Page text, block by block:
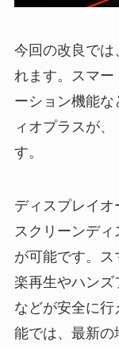
今回の改良で
れます。スマ
ーション機能
ィオプラスが
す。
ディスプレイ
スクリーンデ
が可能です。
楽再生やハン
などが安全に
能では、最新の